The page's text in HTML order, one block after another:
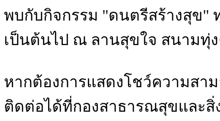
พบกับกิจกรรม "ดนตรีสร้างสุข"
เป็นต้นไป ณ ลานสุขใจ สนามทุ่
หากต้องการแสดงโชว์ความสา
ติดต่อได้ที่กองสาธารณสุขและสิ่